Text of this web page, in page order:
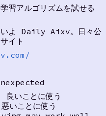
習アルゴリズムを試せる
いよ Daily Aixv。日々公
イト
いことに使う
ことに使う